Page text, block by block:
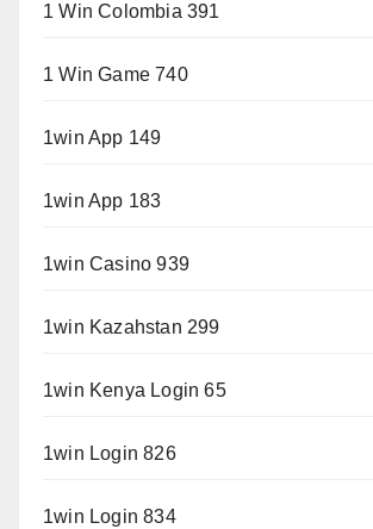
1 Win Colombia 391
1 Win Game 740
1win App 149
1win App 183
1win Casino 939
1win Kazahstan 299
1win Kenya Login 65
1win Login 826
1win Login 834